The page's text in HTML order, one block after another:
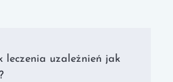
leczenia uzależnień jak